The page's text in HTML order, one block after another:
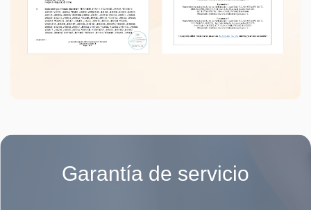
Garantía de servicio